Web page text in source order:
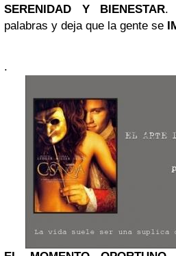
SERENIDAD Y BIENESTAR.
palabras y deja que la gente se
.